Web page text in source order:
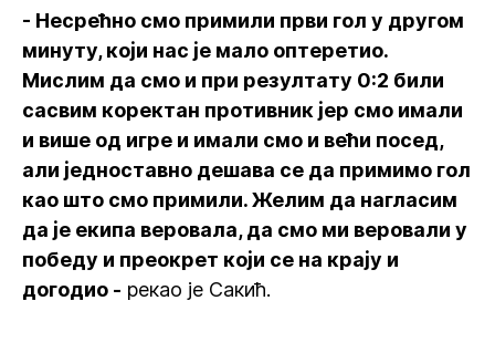
- Несрећно смо примили први гол у другом
минуту, који нас је мало оптеретио.
Мислим да смо и при резултату 0:2 били
сасвим коректан противник јер смо имали
и више од игре и имали смо и већи посед,
али једноставно дешава се да примимо гол
као што смо примили. Желим да нагласим
да је екипа веровала, да смо ми веровали у
победу и преокрет који се на крају и
догодио - рекао је Сакић.